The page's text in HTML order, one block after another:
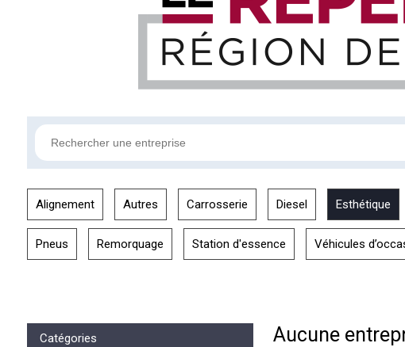
Alignement Autres Carrosserie Diesel Esthétique
Pneus Remorquage Station d'essence Véhicules
Catégories Aucune